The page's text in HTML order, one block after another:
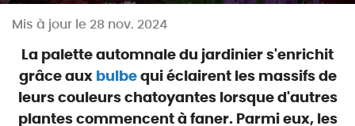
Mis à jour le 28 nov. 2024
La palette automnale du jardinier s'enrichit
grâce aux bulbequi éclairent les massifs de
leurs couleurs chatoyantes lorsque d'autres
plantes commencent à faner. Parmi eux, les